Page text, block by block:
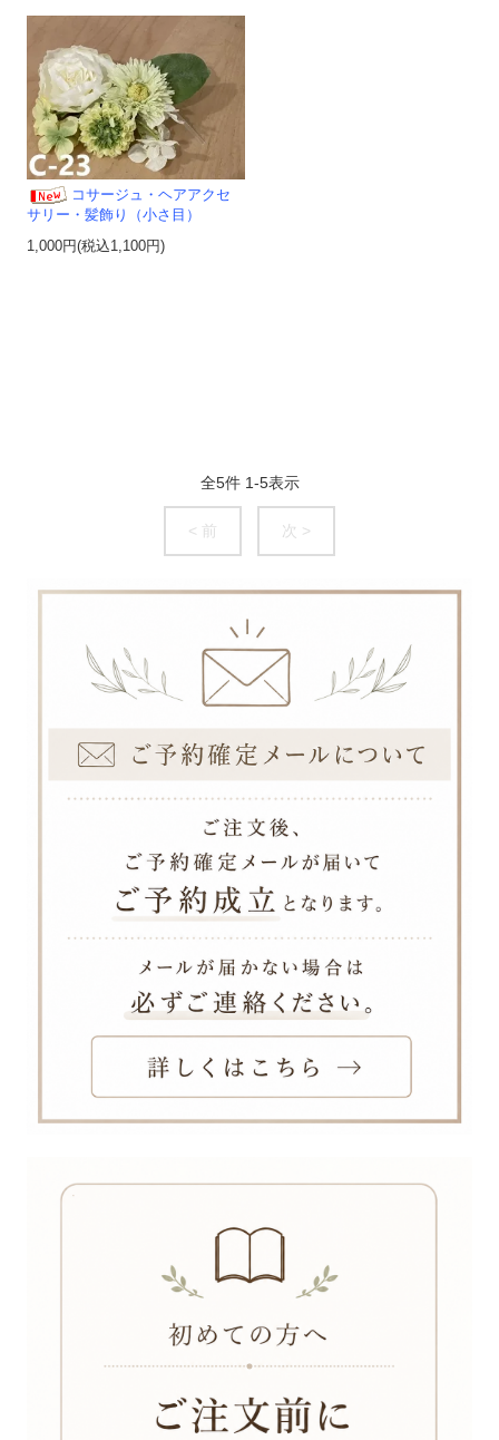
コサージュ・ヘアアクセ
サリー・髪飾り（小さ目）
1,000円(税込1,100円)
全5件 1-5表示
< 前 次 >